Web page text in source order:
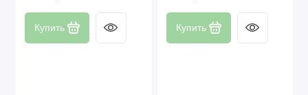
Купить Купить